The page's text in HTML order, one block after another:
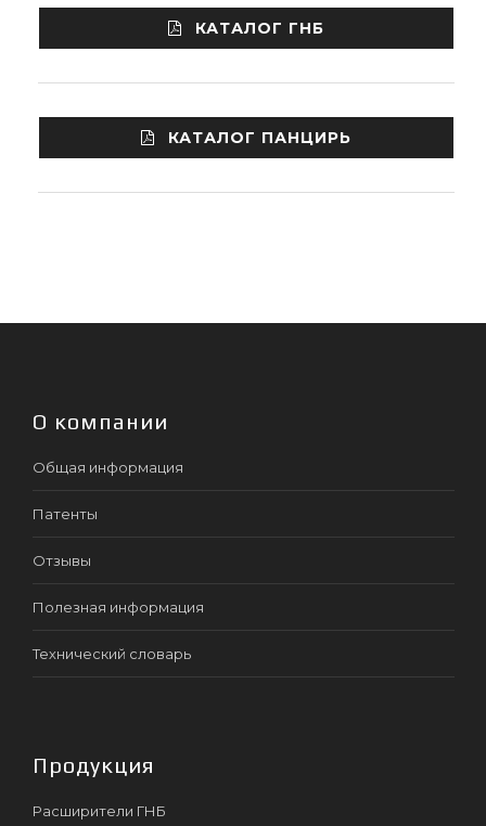
КАТАЛОГ ГНБ
КАТАЛОГ ПАНЦИРЬ
О компании
Общая информация
Патенты
Отзывы
Полезная информация
Технический словарь
Продукция
Расширители ГНБ